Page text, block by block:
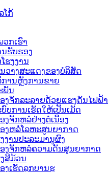
ກເຮົາ
ນຮັບຮອງ
ຮງງານ
ນວາງສະແດງຂອງບໍລິສັດ
ການຫຼັງການຂາຍ
ພັນ
ອງຈັກລະລາຍດ້ວຍແຮງດັນໄຟຟ້າ
ບການເຮັດໃຫ້ເປັນເມັດ
ງຈັກຫລໍ່ຢ່າງຕໍ່ເນື່ອງ
ອງຫລໍ່ໂລຫະສູນຍາກາດ
ງານປະລະມານູຜົງ
ອງຈັກຫລໍ່ຄວາມດັນສູນຍາກາດ
ສີມ້ວນ
ອງເຮັດລູກບານຮູ